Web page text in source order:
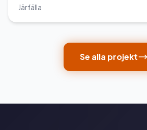
Järfälla
Se alla projekt